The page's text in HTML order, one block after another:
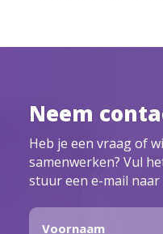
Neem
Heb je een vraag of
samenwerken? Vul
stuur een e-mail